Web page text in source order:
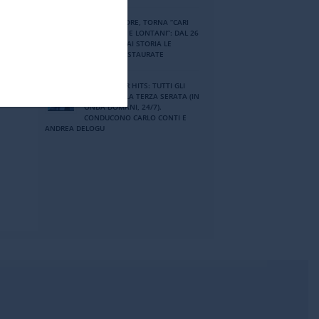
RENZO ARBORE, TORNA “CARI
AMICI VICINI E LONTANI”: DAL 26
LUGLIO SU RAI STORIA LE
PUNTATE RESTAURATE
TIM SUMMER HITS: TUTTI GLI
ARTISTI DELLA TERZA SERATA (IN
ONDA DOMANI, 24/7).
CONDUCONO CARLO CONTI E
ANDREA DELOGU